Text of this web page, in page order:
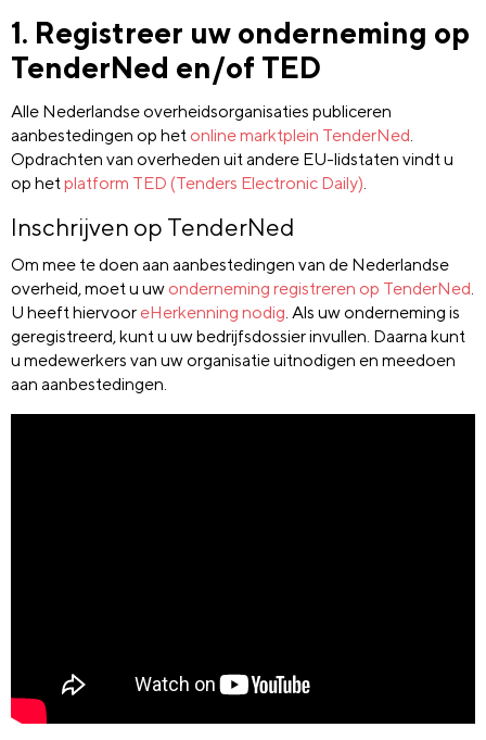
1. Registreer uw onderneming op
TenderNed en/of TED
Alle Nederlandse overheidsorganisaties publiceren
aanbestedingen op het online marktplein TenderNed
Opdrachten van overheden uit andere EU-lidstaten vindt u
op het platform TED (Tenders Electronic Daily)
Inschrijven op TenderNed
Om mee te doen aan aanbestedingen van de Nederlandse
overheid, moet u uw onderneming registreren op TenderNed
U heeft hiervoor eHerkenning nodig . Als uw onderneming is
geregistreerd, kunt u uw bedrijfsdossier invullen. Daarna kunt
u medewerkers van uw organisatie uitnodigen en meedoen
aan aanbestedingen.